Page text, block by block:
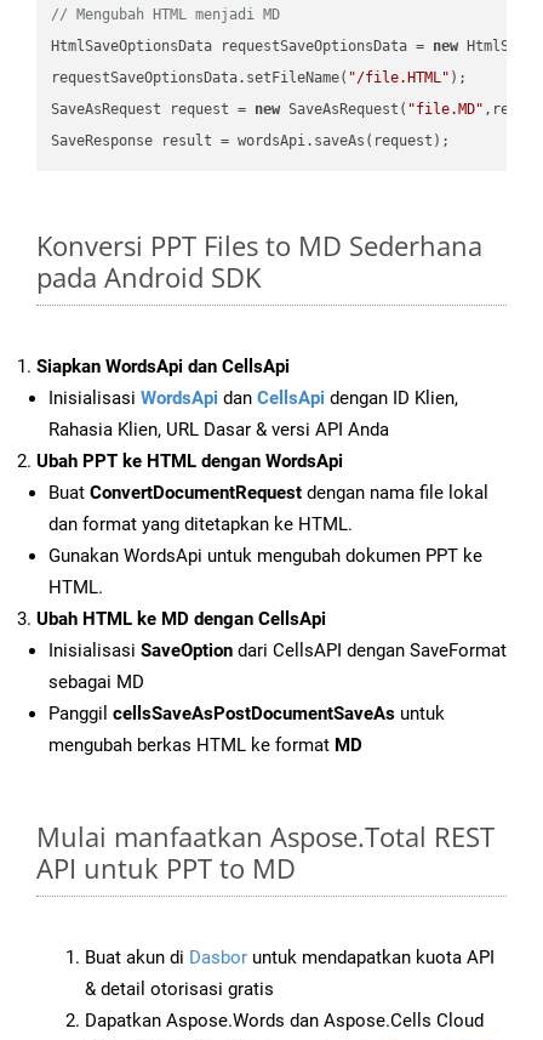
// Mengubah HTML menjadi MD
HtmlSaveOptionsData requestSaveOptionsData = new
requestSaveOptionsData.setFileName( "/file.HTML" );
SaveAsRequest request = new SaveAsRequest( "file.MD"
Konversi PPT Files to MD Sederhana
pada Android SDK
Siapkan WordsApi dan CellsApi
Inisialisasi WordsApi dan CellsApi dengan ID Klien,
Rahasia Klien, URL Dasar & versi API Anda
Ubah PPT ke HTML dengan WordsApi
Buat ConvertDocumentRequest dengan nama file lokal
dan format yang ditetapkan ke HTML.
Gunakan WordsApi untuk mengubah dokumen PPT ke
HTML.
Ubah HTML ke MD dengan CellsApi
Inisialisasi SaveOption dari CellsAPI dengan SaveFormat
sebagai MD
Panggil cellsSaveAsPostDocumentSaveAs untuk
mengubah berkas HTML ke format MD
Mulai manfaatkan Aspose.Total REST
API untuk PPT to MD
Buat akun di Dasbor untuk mendapatkan kuota API
& detail otorisasi gratis
Dapatkan Aspose.Words dan Aspose.Cells Cloud